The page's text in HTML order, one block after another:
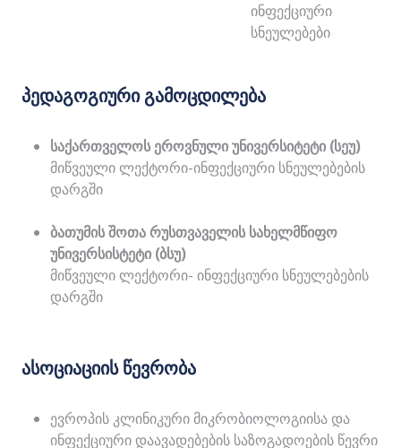
ინფექციური
სნეულებები
პედაგოგიური გამოცდილება
საქართველოს ეროვნული უნივერსიტეტი (სეუ)
მიწვეული ლექტორი-ინფექციური სნეულებების
დარგში
ბათუმის შოთა რუსთვაველის სახელმწიფო
უნივერსისტეტი (ბსუ)
მიწვეული ლექტორი- ინფექციური სნეულებების
დარგში
ასოციაციის წევრობა
ევროპის კლინიკური მიკრობიოლოგიისა და
ინფექციური დაავადებების საზოგადოების წევრი